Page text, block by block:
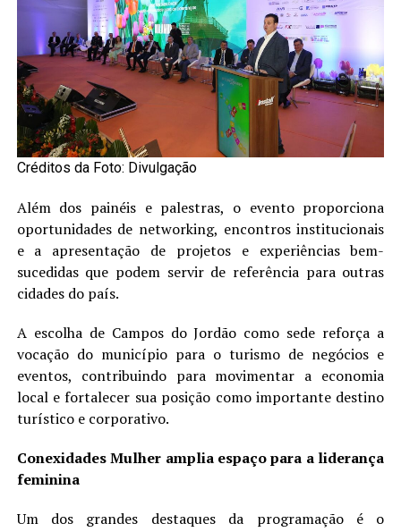
Créditos da Foto: Divulgação
Além dos painéis e palestras, o evento proporciona
oportunidades de networking, encontros institucionais
e a apresentação de projetos e experiências bem-
sucedidas que podem servir de referência para outras
cidades do país.
A escolha de Campos do Jordão como sede reforça a
vocação do município para o turismo de negócios e
eventos, contribuindo para movimentar a economia
local e fortalecer sua posição como importante destino
turístico e corporativo.
Conexidades Mulher amplia espaço para a liderança
feminina
Um dos grandes destaques da programação é o